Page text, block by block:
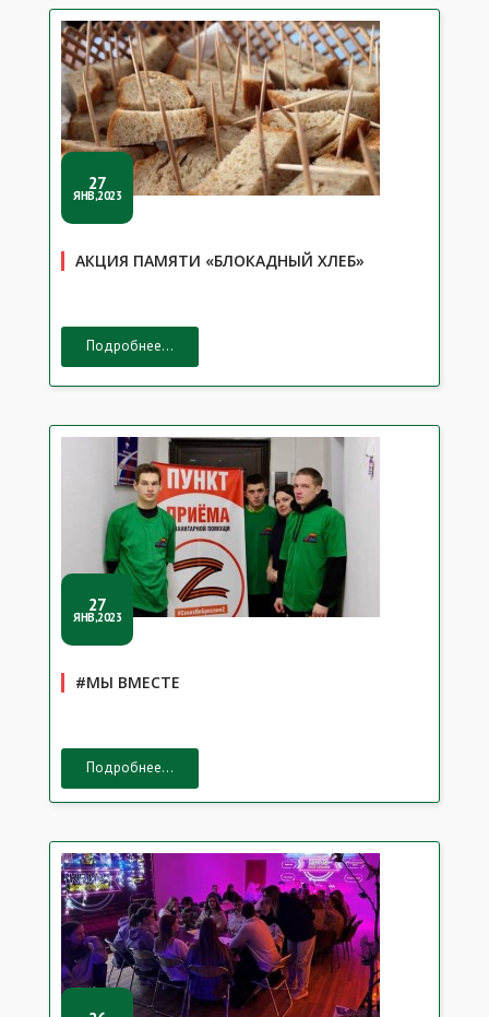
27
ЯНВ,2023
АКЦИЯ ПАМЯТИ «БЛОКАДНЫЙ ХЛЕБ»
Подробнее...
27
ЯНВ,2023
#МЫ ВМЕСТЕ
Подробнее...